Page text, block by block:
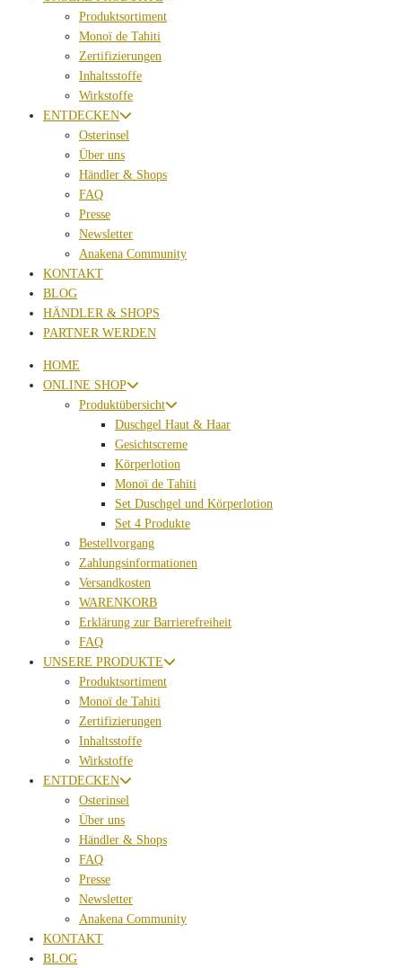
Produktsortiment
Monoï de Tahiti
Zertifizierungen
Inhaltsstoffe
Wirkstoffe
ENTDECKEN
Osterinsel
Über uns
Händler & Shops
FAQ
Presse
Newsletter
Anakena Community
KONTAKT
BLOG
HÄNDLER & SHOPS
PARTNER WERDEN
HOME
ONLINE SHOP
Produktübersicht
Duschgel Haut & Haar
Gesichtscreme
Körperlotion
Monoï de Tahiti
Set Duschgel und Körperlotion
Set 4 Produkte
Bestellvorgang
Zahlungsinformationen
Versandkosten
WARENKORB
Erklärung zur Barrierefreiheit
FAQ
UNSERE PRODUKTE
Produktsortiment
Monoï de Tahiti
Zertifizierungen
Inhaltsstoffe
Wirkstoffe
ENTDECKEN
Osterinsel
Über uns
Händler & Shops
FAQ
Presse
Newsletter
Anakena Community
KONTAKT
BLOG